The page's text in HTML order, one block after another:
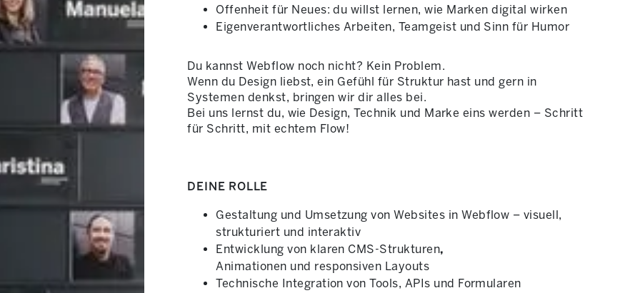
Offenheit für Neues: du willst lernen, wie Marken digital wirken
Eigenverantwortliches Arbeiten, Teamgeist und Sinn für Humor
Du kannst Webflow noch nicht? Kein Problem.
Wenn du Design liebst, ein Gefühl für Struktur hast und gern in
Systemen denkst, bringen wir dir alles bei.
Bei uns lernst du, wie Design, Technik und Marke eins werden – Schritt
für Schritt, mit echtem Flow!
DEINE ROLLE
Gestaltung und Umsetzung von Websites in Webflow – visuell,
strukturiert und interaktiv
Entwicklung von klaren CMS-Strukturen,
Animationen und responsiven Layouts
Technische Integration von Tools, APIs und Formularen